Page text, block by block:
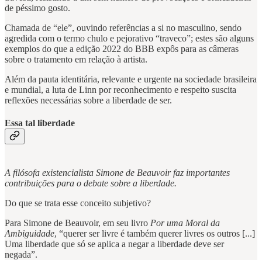
de péssimo gosto.
Chamada de “ele”, ouvindo referências a si no masculino, sendo
agredida com o termo chulo e pejorativo “traveco”; estes são alguns
exemplos do que a edição 2022 do BBB expôs para as câmeras
sobre o tratamento em relação à artista.
Além da pauta identitária, relevante e urgente na sociedade brasileira
e mundial, a luta de Linn por reconhecimento e respeito suscita
reflexões necessárias sobre a liberdade de ser.
Essa tal liberdade
A filósofa existencialista Simone de Beauvoir faz importantes
contribuições para o debate sobre a liberdade.
Do que se trata esse conceito subjetivo?
Para Simone de Beauvoir, em seu livro Por uma Moral da
Ambiguidade, “querer ser livre é também querer livres os outros [...]
Uma liberdade que só se aplica a negar a liberdade deve ser
negada”.